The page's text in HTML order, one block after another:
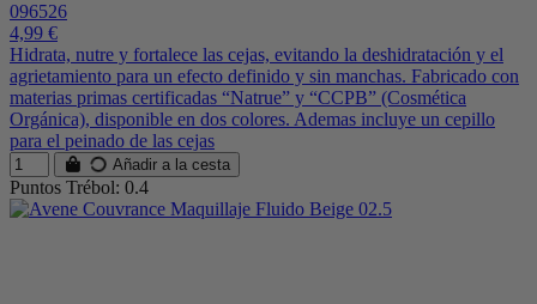
096526
4,99 €
Hidrata, nutre y fortalece las cejas, evitando la deshidratación y el
agrietamiento para un efecto definido y sin manchas. Fabricado con
materias primas certificadas “Natrue” y “CCPB” (Cosmética
Orgánica), disponible en dos colores. Ademas incluye un cepillo
para el peinado de las cejas
Añadir a la cesta
Puntos Trébol: 0.4